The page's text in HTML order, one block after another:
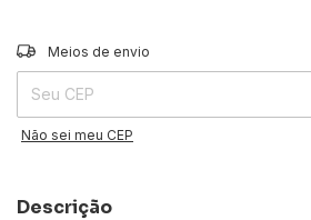
Entregas para o CEP:
Meios de envio
Não sei meu CEP
Descrição